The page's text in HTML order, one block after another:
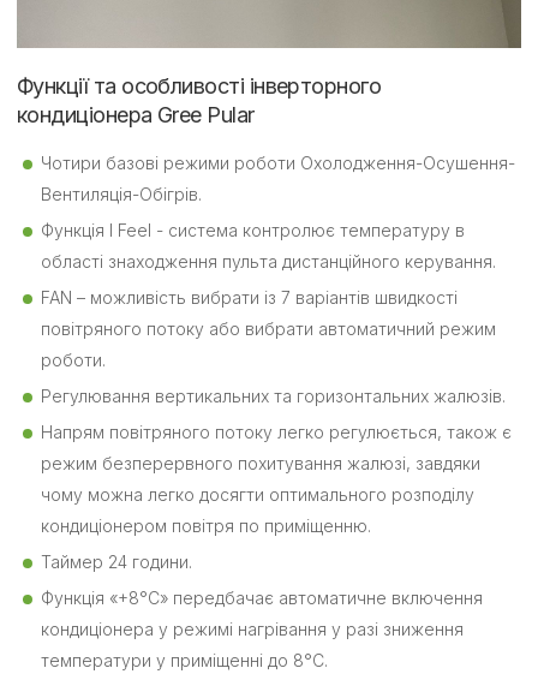
Функції та особливості інверторного
кондиціонера Gree Pular
Чотири базові режими роботи Охолодження-Осушення-
Вентиляція-Обігрів.
Функція I Feel - система контролює температуру в
області знаходження пульта дистанційного керування.
FAN – можливість вибрати із 7 варіантів швидкості
повітряного потоку або вибрати автоматичний режим
роботи.
Регулювання вертикальних та горизонтальних жалюзів.
Напрям повітряного потоку легко регулюється, також є
режим безперервного похитування жалюзі, завдяки
чому можна легко досягти оптимального розподілу
кондиціонером повітря по приміщенню.
Таймер 24 години.
Функція «+8°С» передбачає автоматичне включення
кондиціонера у режимі нагрівання у разі зниження
температури у приміщенні до 8°C.